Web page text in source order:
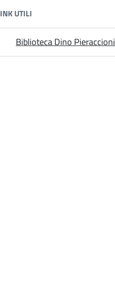
UTILI
Biblioteca Dino Pieraccioni